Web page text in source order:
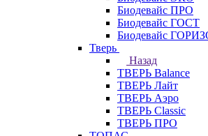
Биодевайс ПРО
Биодевайс ГОСТ
Биодевайс
Тверь
Назад
ТВЕРЬ Balance
ТВЕРЬ Лайт
ТВЕРЬ Аэро
ТВЕРЬ Classic
ТВЕРЬ ПРО